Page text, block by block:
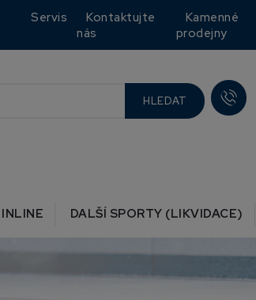
Servis
Kontaktujte
nás
Kamenné
prodejny
HLEDAT
INLINE DALŠÍ SPORTY (LIKVIDACE)